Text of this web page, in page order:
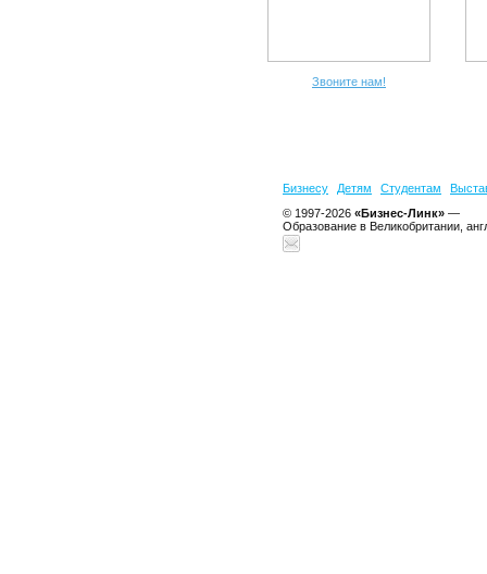
Звоните нам!
Бизнесу Детям Студентам
© 1997-2026 «Бизнес-Линк» —
Образование в Великобритании,